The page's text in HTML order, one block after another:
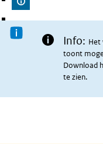
Info: Het
toont
Download
te zien.